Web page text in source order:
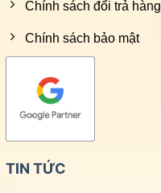
Chính sách đổi trả hàng
Chính sách bảo mật
TIN TỨC